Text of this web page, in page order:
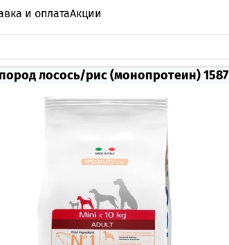
и оплатаАкции
лосось/рис (монопротеин) 1587